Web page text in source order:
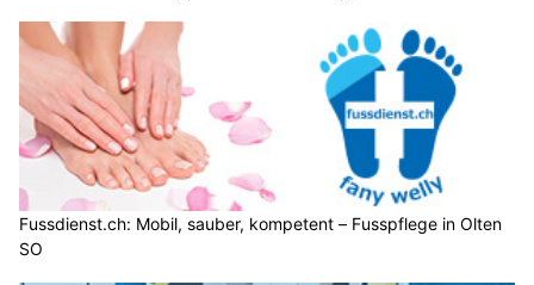
Fussdienst.ch: Mobil, sauber, kompetent – Fusspflege in Olten
SO